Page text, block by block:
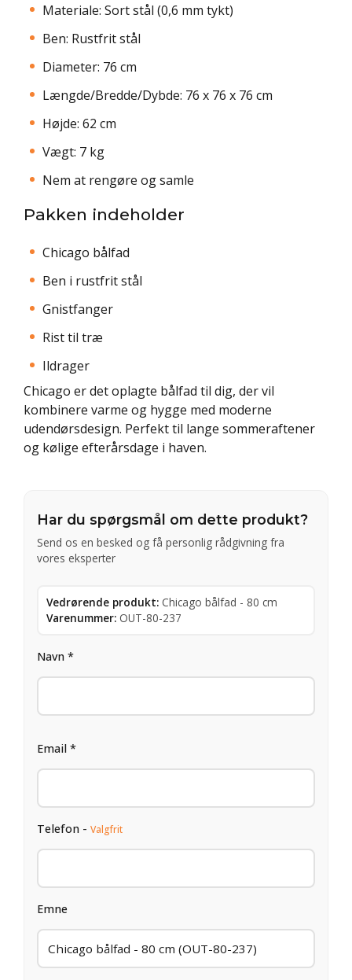
Materiale: Sort stål (0,6 mm tykt)
Ben: Rustfrit stål
Diameter: 76 cm
Længde/Bredde/Dybde: 76 x 76 x 76 cm
Højde: 62 cm
Vægt: 7 kg
Nem at rengøre og samle
Pakken indeholder
Chicago bålfad
Ben i rustfrit stål
Gnistfanger
Rist til træ
Ildrager
Chicago er det oplagte bålfad til dig, der vil
kombinere varme og hygge med moderne
udendørsdesign. Perfekt til lange sommeraftener
og kølige efterårsdage i haven.
Har du spørgsmål om dette produkt?
Send os en besked og få personlig rådgivning fra
vores eksperter
Vedrørende produkt: Chicago bålfad - 80 cm
Varenummer: OUT-80-237
Navn *
Email *
Telefon - Valgfrit
Emne